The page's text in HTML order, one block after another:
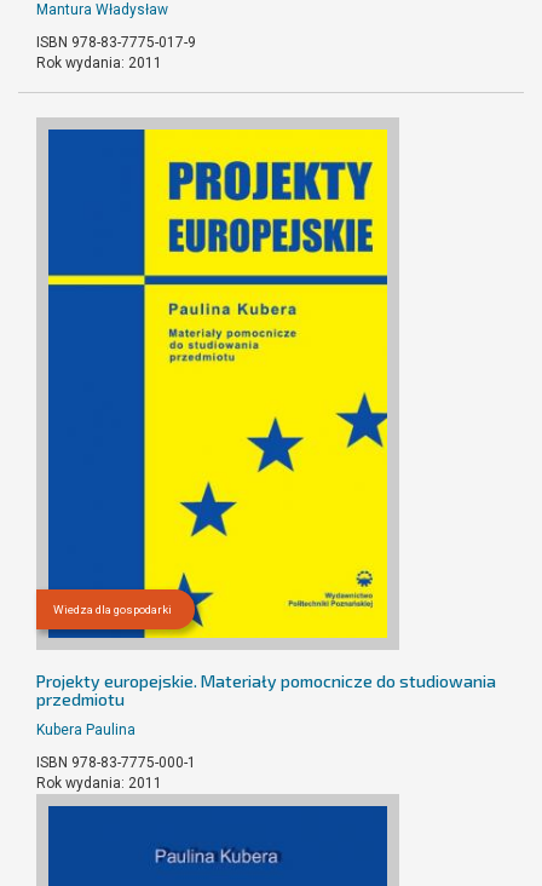
Mantura Władysław
ISBN 978-83-7775-017-9
Rok wydania: 2011
Wiedza dla gospodarki
Projekty europejskie. Materiały pomocnicze do studiowania
przedmiotu
Kubera Paulina
ISBN 978-83-7775-000-1
Rok wydania: 2011